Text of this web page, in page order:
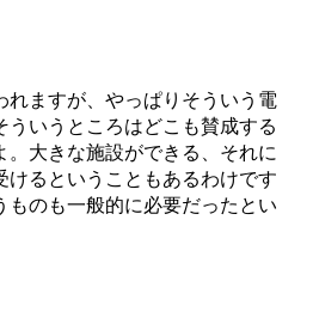
ますが、やっぱりそういう電
いうところはどこも賛成する
大きな施設ができる、それに
けるということもあるわけです
のも一般的に必要だったとい